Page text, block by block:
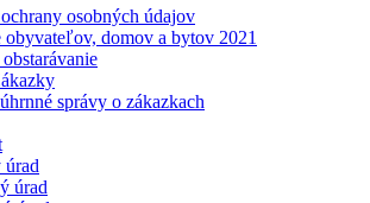
osobných údajov
obyvateľov, domov a bytov 2021
správy o zákazkach
úrad
úrad